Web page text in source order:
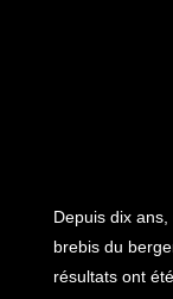
Depuis dix
brebis du
résultats ont